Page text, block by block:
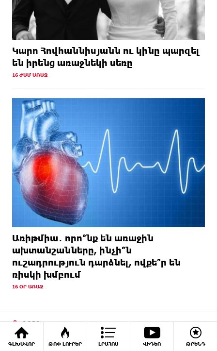
ԳԼԽԱՎՈՐ ԹՈՓ ԼՈՒՐԵՐ ԼՐԱՀՈՍ ՎԻԴԵՈ ԹՐԵՆԴ
Կարո Հովհաննիսյանն ու կինը պարզել
են իրենց առաջնեկի սեռը
16 ԺԱՄ ԱՌԱՋ
Առիթմիա․ որո՞նք են առաջին
ախտանշանները, ինչի՞ն
ուշադրություն դարձնել, ովքե՞ր են
ռիսկի խմբում
16 ՕՐ ԱՌԱՋ
ՖՈՏՈ